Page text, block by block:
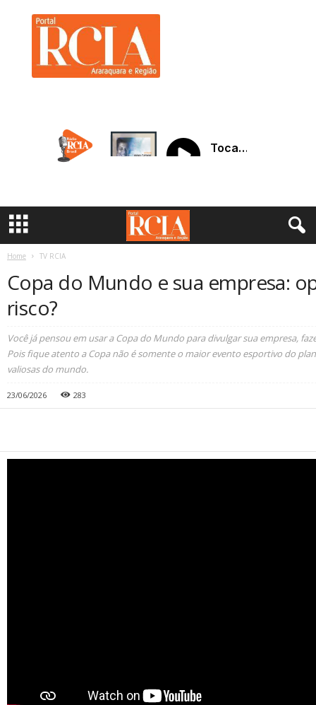
a
Home TV RCIA
Copa do Mundo e sua empresa:
risco?
Você já pensou em usar a Copa do Mundo para divulgar sua empresa,
Pois fique atento a Copa não é somente o maior evento esportivo do
valiosas do mundo.
23/06/2026 283